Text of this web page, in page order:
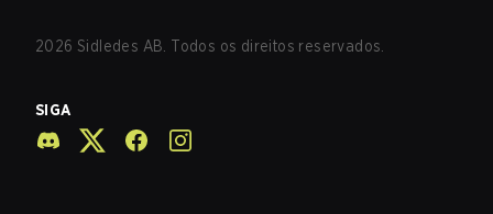
2026 Sidledes AB. Todos os direitos reservados.
SIGA